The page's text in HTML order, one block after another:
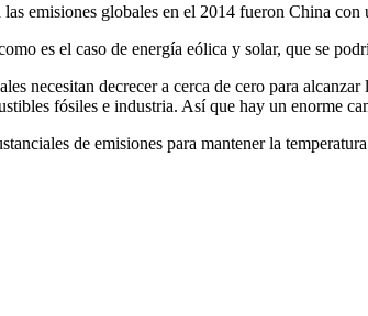
emisiones globales en el 2014 fueron China
es el caso de energía eólica y solar, que se
necesitan decrecer a cerca de cero para
fósiles e industria. Así que hay un enorme
de emisiones para mantener la